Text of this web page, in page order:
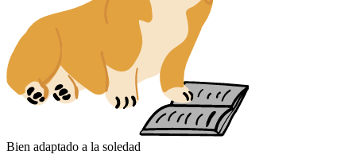
Bien adaptado a la soledad